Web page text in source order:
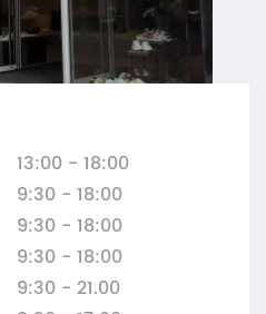
13:00 - 18:00
9:30 - 18:00
9:30 - 18:00
9:30 - 18:00
9:30 - 21.00